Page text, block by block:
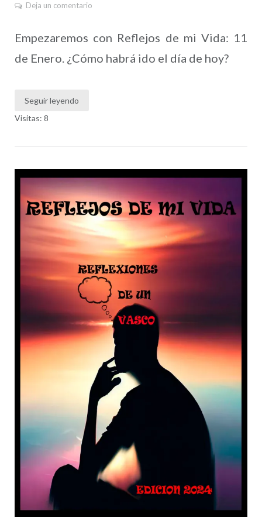
Deja un comentario
Empezaremos con Reflejos de mi Vida: 11
de Enero. ¿Cómo habrá ido el día de hoy?
Seguir leyendo
Visitas: 8